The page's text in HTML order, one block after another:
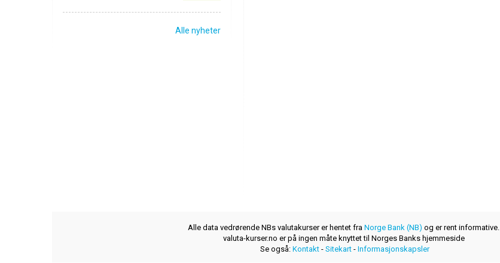
Alle nyheter
Alle data vedrørende NBs valutakurser er hentet fra Norge Bank (NB) og er rent informative.
valuta-kurser.no er på ingen måte knyttet til Norges Banks hjemmeside
Se også: Kontakt- Sitekart- Informasjonskapsler